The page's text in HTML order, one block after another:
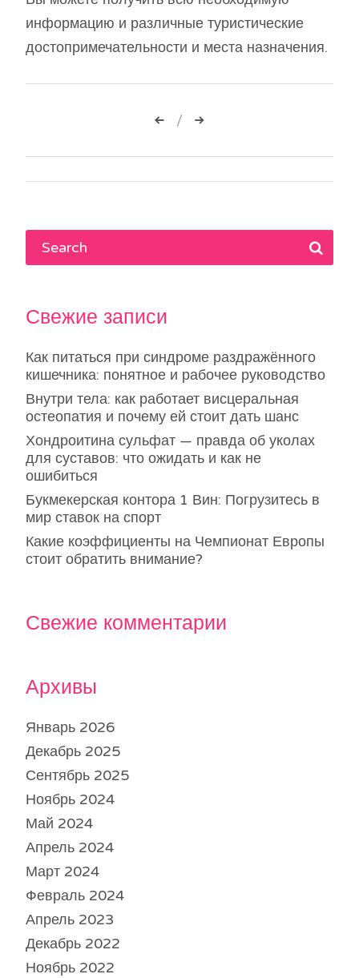
информацию и различные туристические
достопримечательности и места назначения.
Навигация
по
Свежие записи
Как питаться при синдроме раздражённого
кишечника: понятное и рабочее руководство
Внутри тела: как работает висцеральная
остеопатия и почему ей стоит дать шанс
Хондроитина сульфат — правда об уколах
для суставов: что ожидать и как не
ошибиться
Букмекерская контора 1 Вин: Погрузитесь в
мир ставок на спорт
Какие коэффициенты на Чемпионат Европы
стоит обратить внимание?
Свежие комментарии
Архивы
Январь 2026
Декабрь 2025
Сентябрь 2025
Ноябрь 2024
Май 2024
Апрель 2024
Март 2024
Февраль 2024
Апрель 2023
Декабрь 2022
Ноябрь 2022